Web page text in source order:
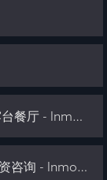
巴塞罗那餐厅转让 | 餐馆、C3执照与带露台餐厅 - Inmo Olaya
巴塞罗那购买餐厅 | 餐厅转让、出售与投资咨询 - Inmo Olaya